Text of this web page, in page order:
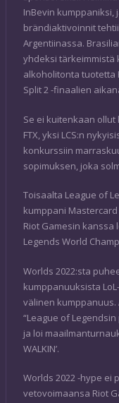
InBevin
brändiaktivoinnit
Argentiinassa.
yhdeksi tärkeimmistä
alkoholitonta tuotetta
Split 2 -finaalien
Se ei kuitenkaan
FTX, yksi LCS:n
konkurssiin
sopimuksen, joka
Toisaalta League of
kumppani
Riot Gamesin kanssa
Legends World
Worlds 2022:sta
kumppanuuksista
välinen
“League of
ja loi
WALKIN’.
Worlds 2022 -hype ei
vetovoimaansa Riot